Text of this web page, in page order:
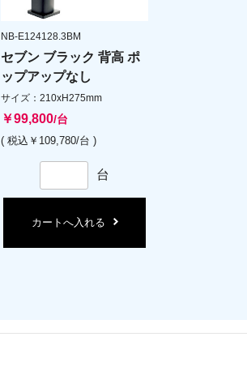
NB-E124128.3BM
セブン ブラック 背高 ポ
ップアップなし
サイズ：210xH275mm
￥99,800/台
( 税込￥109,780/台 )
台
カートへ入れる